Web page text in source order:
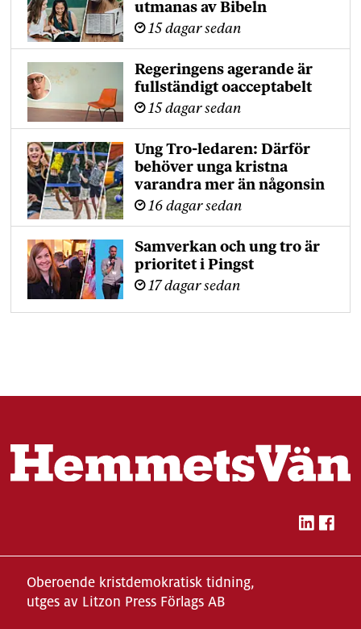
utmanas av Bibeln
15 dagar sedan
Regeringens agerande är
fullständigt oacceptabelt
15 dagar sedan
Ung Tro-ledaren: Därför
behöver unga kristna
varandra mer än någonsin
16 dagar sedan
Samverkan och ung tro är
prioritet i Pingst
17 dagar sedan
Oberoende kristdemokratisk tidning,
utges av Litzon Press Förlags AB